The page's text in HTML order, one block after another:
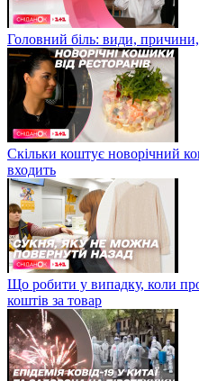
Головний біль: види,
Скільки коштує новорічний
входить
Що робити у випадку, коли
коштів за товар